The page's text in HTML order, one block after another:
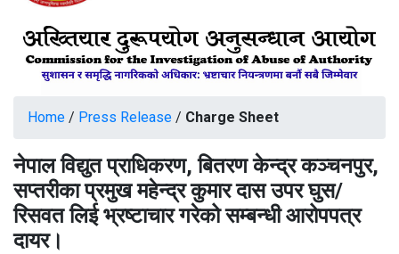
Home / Press Release / Charge Sheet
नेपाल विद्युत प्राधिकरण, बितरण केन्द्र कञ्चनपुर,
सप्तरीका प्रमुख महेन्द्र कुमार दास उपर घुस/
रिसवत लिई भ्रष्टाचार गरेको सम्बन्धी आरोपपत्र
दायर।